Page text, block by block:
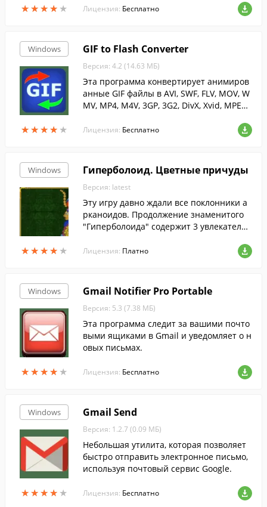
★★★★ ★
★★★★ ★ Лицензия: Бесплатно
Windows
★★★★ ★
★★★★ ★
GIF to Flash Converter
Версия: 4.2 (14.63 МБ)
Эта программа конвертирует анимиров
анные GIF файлы в AVI, SWF, FLV, MOV, W
MV, MP4, M4V, 3GP, 3G2, DivX, Xvid, MPEG2
Лицензия: Бесплатно
Windows
★★★★ ★
★★★★ ★
Гиперболоид. Цветные причуды
Версия: latest
Эту игру давно ждали все поклонники а
рканоидов. Продолжение знаменитого
"Гиперболоида" содержит 3 увлекательн
щена своей тематике.
Лицензия: Платно
Windows
★★★★ ★
★★★★ ★
Gmail Notifier Pro Portable
Версия: 5.3 (7.38 МБ)
Эта программа следит за вашими почто
выми ящиками в Gmail и уведомляет о н
овых письмах.
Лицензия: Бесплатно
Windows
★★★★ ★
★★★★ ★
Gmail Send
Версия: 1.2.7 (0.09 МБ)
Небольшая утилита, которая позволяет
быстро отправить электронное письмо,
используя почтовый сервис Google.
Лицензия: Бесплатно